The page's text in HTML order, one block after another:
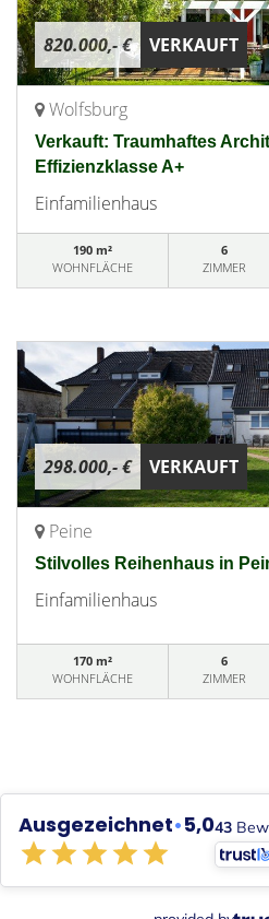
820.000,- € VERKAUFT
Wolfsburg
Verkauft: Traumhaftes
Effizienzklasse A+
Einfamilienhaus
190 m²
WOHNFLÄCHE
6
ZIMMER
298.000,- € VERKAUFT
Peine
Stilvolles Reihenhaus in
Einfamilienhaus
170 m²
WOHNFLÄCHE
6
ZIMMER
Ausgezeichnet•5,043